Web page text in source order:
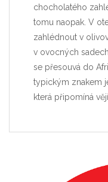
chocholatého
tomu naopak. V
zahlédnout v
v ovocných
se přesouvá do
typickým znakem
která připomíná